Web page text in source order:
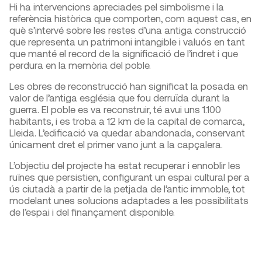
Hi ha intervencions apreciades pel simbolisme i la
referència històrica que comporten, com aquest cas, en
què s’intervé sobre les restes d’una antiga construcció
que representa un patrimoni intangible i valuós en tant
que manté el record de la significació de l’indret i que
perdura en la memòria del poble.
Les obres de reconstrucció han significat la posada en
valor de l’antiga església que fou derruïda durant la
guerra. El poble es va reconstruir, té avui uns 1.100
habitants, i es troba a 12 km de la capital de comarca,
Lleida. L’edificació va quedar abandonada, conservant
únicament dret el primer vano junt a la capçalera.
L’objectiu del projecte ha estat recuperar i ennoblir les
ruïnes que persistien, configurant un espai cultural per a
ús ciutadà a partir de la petjada de l’antic immoble, tot
modelant unes solucions adaptades a les possibilitats
de l’espai i del finançament disponible.